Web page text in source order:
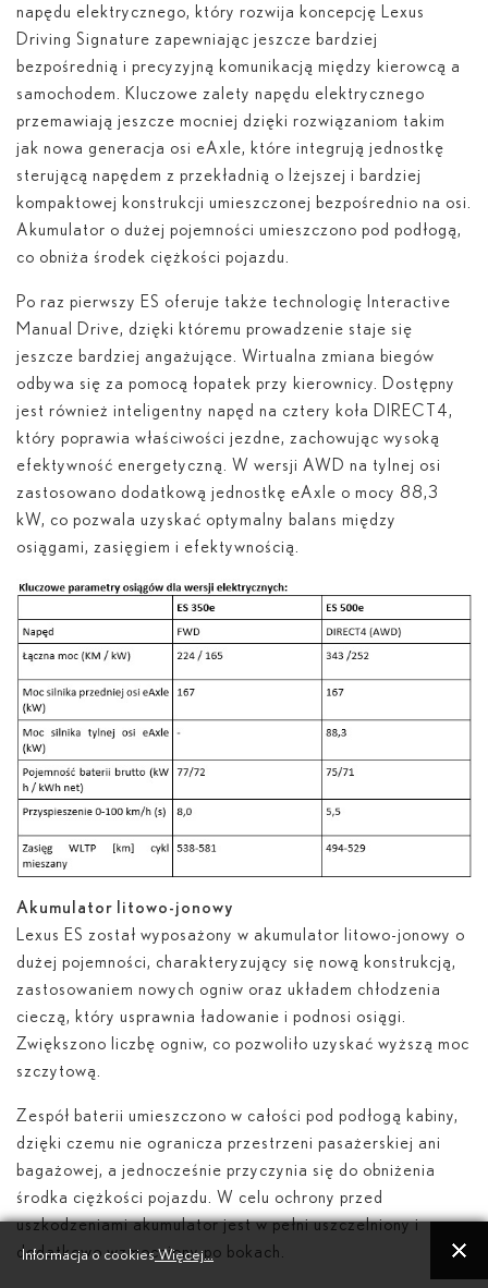
napędu elektrycznego, który rozwija koncepcję Lexus
Driving Signature zapewniając jeszcze bardziej
bezpośrednią i precyzyjną komunikacją między kierowcą a
samochodem. Kluczowe zalety napędu elektrycznego
przemawiają jeszcze mocniej dzięki rozwiązaniom takim
jak nowa generacja osi eAxle, które integrują jednostkę
sterującą napędem z przekładnią o lżejszej i bardziej
kompaktowej konstrukcji umieszczonej bezpośrednio na osi.
Akumulator o dużej pojemności umieszczono pod podłogą,
co obniża środek ciężkości pojazdu.
Po raz pierwszy ES oferuje także technologię Interactive
Manual Drive, dzięki któremu prowadzenie staje się
jeszcze bardziej angażujące. Wirtualna zmiana biegów
odbywa się za pomocą łopatek przy kierownicy. Dostępny
jest również inteligentny napęd na cztery koła DIRECT4,
który poprawia właściwości jezdne, zachowując wysoką
efektywność energetyczną. W wersji AWD na tylnej osi
zastosowano dodatkową jednostkę eAxle o mocy 88,3
kW, co pozwala uzyskać optymalny balans między
osiągami, zasięgiem i efektywnością.
Akumulator litowo-jonowy
Lexus ES został wyposażony w akumulator litowo-jonowy o
dużej pojemności, charakteryzujący się nową konstrukcją,
zastosowaniem nowych ogniw oraz układem chłodzenia
cieczą, który usprawnia ładowanie i podnosi osiągi.
Zwiększono liczbę ogniw, co pozwoliło uzyskać wyższą moc
szczytową.
Zespół baterii umieszczono w całości pod podłogą kabiny,
dzięki czemu nie ogranicza przestrzeni pasażerskiej ani
bagażowej, a jednocześnie przyczynia się do obniżenia
środka ciężkości pojazdu. W celu ochrony przed
uszkodzeniami akumulator jest w pełni uszczelniony i
dodatkowo wzmocniony po bokach.
Informacja o cookiesWięcej...